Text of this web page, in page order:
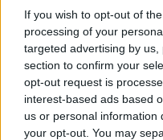
If you wish to opt-out of
processing of your
targeted advertising by
section to confirm your
opt-out request is
interest-based ads based
us or personal information
your opt-out. You may
19:22
Külföldi tapasztalatok
19:15
Gloster
18:59
Shopper Park Plus
18:58
Akkocska
18:57
*Shortosok klubja*